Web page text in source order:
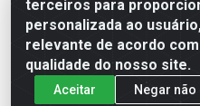
terceiros para
personalizada ao
relevante de acordo
qualidade do nosso site.
Aceitar
Negar
Formas